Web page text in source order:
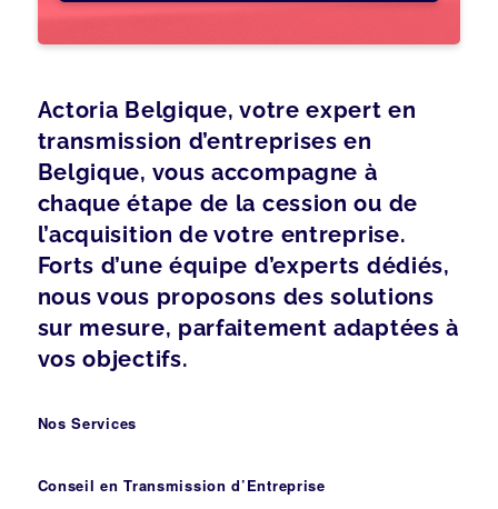
Actoria Belgique, votre expert en
transmission d’entreprises en
Belgique, vous accompagne à
chaque étape de la cession ou de
l’acquisition de votre entreprise.
Forts d’une équipe d’experts dédiés,
nous vous proposons des solutions
sur mesure, parfaitement adaptées à
vos objectifs.
Nos Services
Conseil en Transmission d’Entreprise